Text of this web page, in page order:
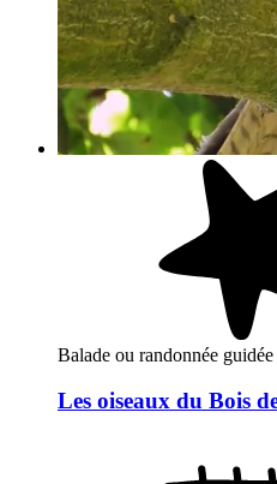
Balade ou randonnée guidée
Les oiseaux du Bois